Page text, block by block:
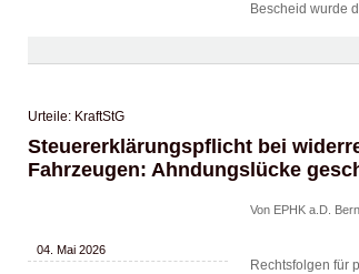
Bescheid wurde
Urteile: KraftStG
Steuererklärungspflicht bei
Fahrzeugen: Ahndungslücke
04. Mai 2026
Von EPHK a.D.
Rechtsfolgen für